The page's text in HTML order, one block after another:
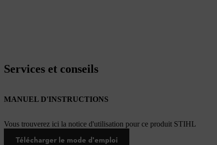
Services et conseils
MANUEL D'INSTRUCTIONS
Vous trouverez ici la notice d'utilisation pour ce produit STIHL
Télécharger le mode d'emploi